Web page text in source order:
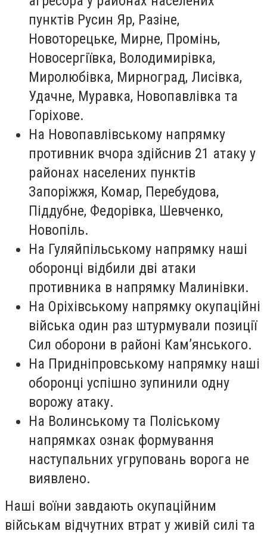
пунктів Русин Яр, Разіне,
Новоторецьке, Мирне, Промінь,
Новосергіївка, Володимирівка,
Миролюбівка, Мирноград, Лисівка,
Удачне, Муравка, Новопавлівка та
Горіхове.
На Новопавлівському напрямку
противник вчора здійснив 21 атаку у
районах населених пунктів
Запоріжжя, Комар, Перебудова,
Піддубне, Федорівка, Шевченко,
Новопіль.
На Гуляйпільському напрямку наші
оборонці відбили дві атаки
противника в напрямку Малинівки.
На Оріхівському напрямку окупаційні
війська один раз штурмували позиції
Сил оборони в районі Кам’янського.
На Придніпровському напрямку наші
оборонці успішно зупинили одну
ворожу атаку.
На Волинському та Поліському
напрямках ознак формування
наступальних угруповань ворога не
виявлено.
Наші воїни завдають окупаційним
військам відчутних втрат у живій силі та